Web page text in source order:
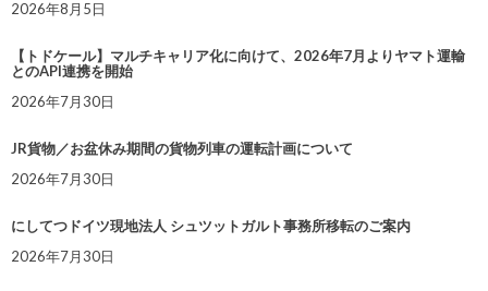
2026年8月5日
【トドケール】マルチキャリア化に向けて、2026年7月よりヤマト運輸
とのAPI連携を開始
2026年7月30日
JR貨物／お盆休み期間の貨物列車の運転計画について
2026年7月30日
にしてつドイツ現地法人 シュツットガルト事務所移転のご案内
2026年7月30日